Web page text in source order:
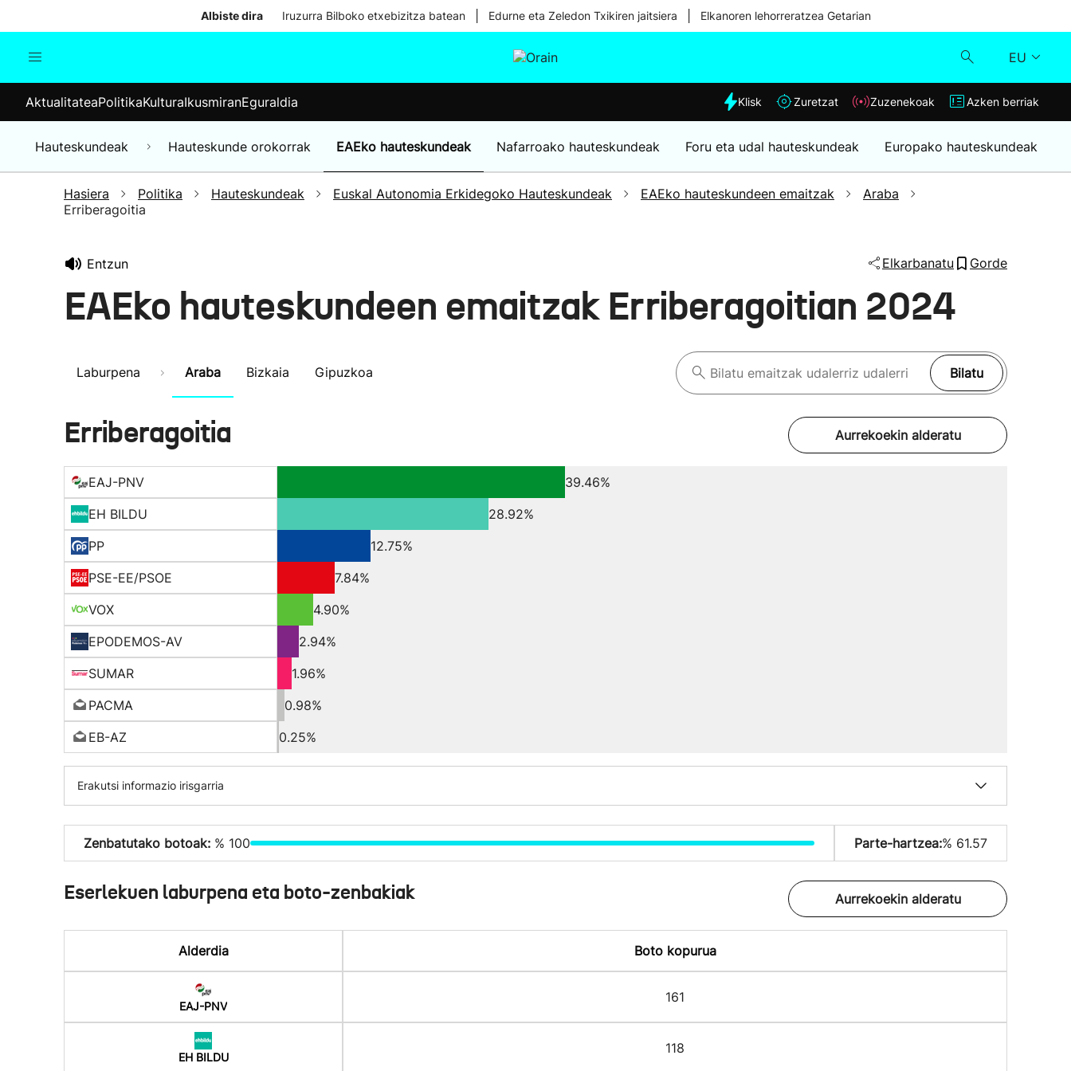
Albiste dira Iruzurra Bilboko etxebizitza batean Edurne eta Zeledon Txikiren jaitsiera Elkanoren lehorreratzea Getarian
EU
Munduko albisteak
Hauteskundeak
Eguraldia
Klisk
Zuzenekoak
Azken berriak
AktualitateaPolitikaKulturaIkusmiranEguraldia Klisk Zuretzat Zuzenekoak Azken berriak
Hauteskundeak Hauteskunde orokorrak EAEko hauteskundeak Nafarroako hauteskundeak Foru eta udal hauteskundeak Europako hauteskundeak
Hasiera Politika Hauteskundeak Euskal Autonomia Erkidegoko Hauteskundeak EAEko hauteskundeen emaitzak
Araba
Erriberagoitia
Entzun Elkarbanatu Gorde
EAEko hauteskundeen emaitzak Erriberagoitian 2024
Laburpena Araba Bizkaia Gipuzkoa Bilatu
Erriberagoitia Aurrekoekin alderatu
EAJ-PNV
39.46%
EH BILDU
28.92%
PP
12.75%
PSE-EE/PSOE
7.84%
VOX
4.90%
EPODEMOS-AV
2.94%
SUMAR
1.96%
PACMA
0.98%
EB-AZ
0.25%
Erakutsi informazio irisgarria
Zenbatutako botoak: % 100 Parte-hartzea:% 61.57
Eserlekuen laburpena eta boto-zenbakiak Aurrekoekin alderatu
Alderdia Boto kopurua
EAJ-PNV
161
EH BILDU
118